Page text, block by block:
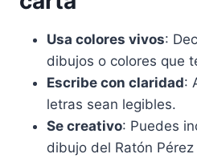
Usa colores vivos:
dibujos o colores que
Escribe con claridad:
letras sean legibles.
Se creativo: Puedes
dibujo del Ratón